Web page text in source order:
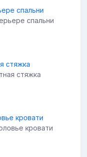
спальни
стяжка
кровати